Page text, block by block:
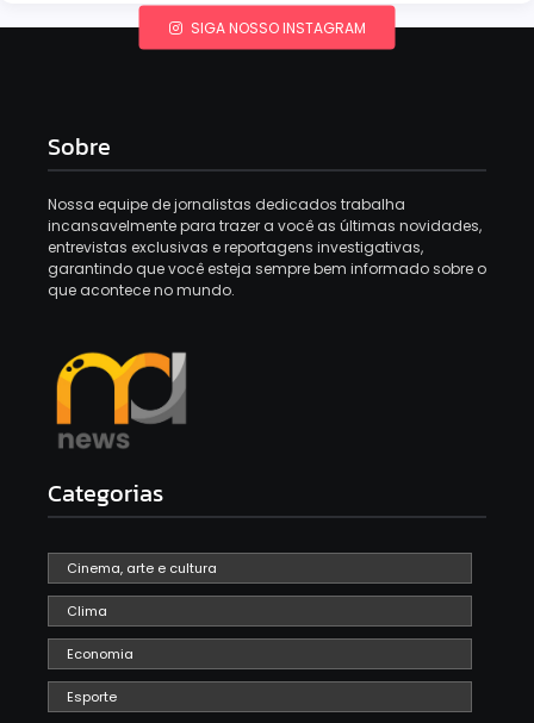
SIGA NOSSO INSTAGRAM
Sobre
Nossa equipe de jornalistas dedicados trabalha
incansavelmente para trazer a você as últimas novidades,
entrevistas exclusivas e reportagens investigativas,
garantindo que você esteja sempre bem informado sobre o
que acontece no mundo.
Categorias
Cinema, arte e cultura
Clima
Economia
Esporte